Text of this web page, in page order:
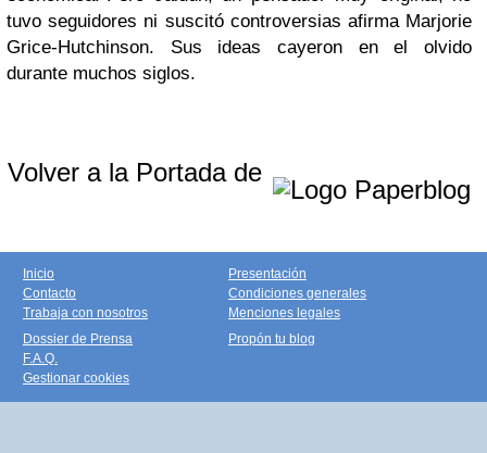
tuvo seguidores ni suscitó controversias afirma Marjorie
Grice-Hutchinson. Sus ideas cayeron en el olvido
durante muchos siglos.
Volver a la Portada de
Inicio
Contacto
Trabaja con nosotros
Presentación
Condiciones generales
Menciones legales
Dossier de Prensa
F.A.Q.
Gestionar cookies
Propón tu blog